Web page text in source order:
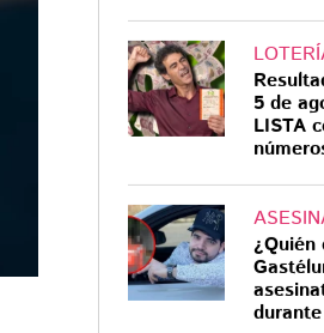
DÍA DEL PADRE
“De parte
JP”: llenan
la tumba de
Mencho en
por Día del
La tumba de
Cervantes, El
5 de
LISTA
¿Quién